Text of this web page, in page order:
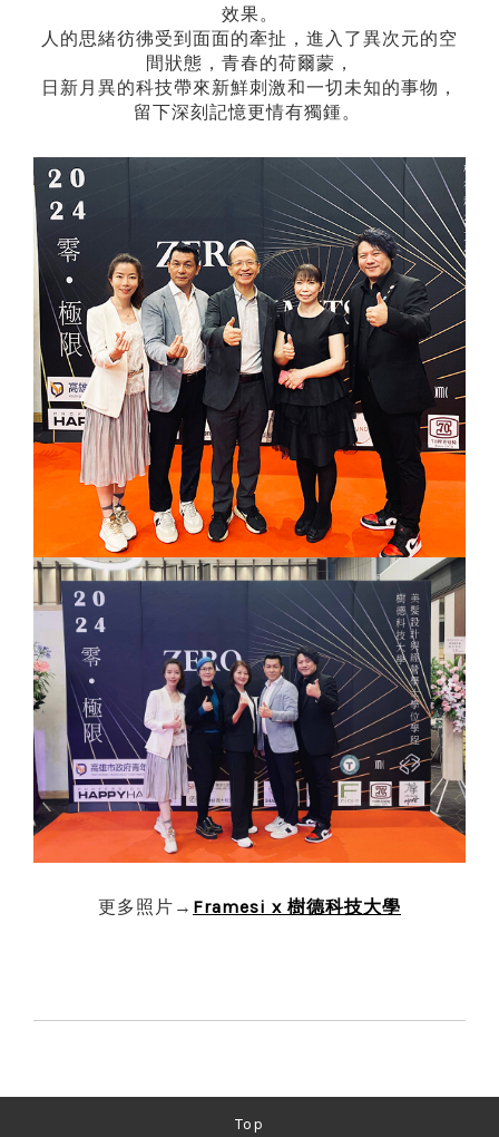
效果。
人的思緒彷彿受到面面的牽扯，進入了異次元的空
間狀態，青春的荷爾蒙，
日新月異的科技帶來新鮮刺激和一切未知的事物，
留下深刻記憶更情有獨鍾。
更多照片 → Framesi x 樹德科技大學
Top